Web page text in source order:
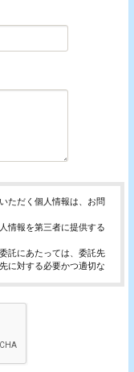
ただく個人情報は、お問
情報を第三者に提供する
託にあたっては、委託先
に対する必要かつ適切な
います。）を受け付け
」で受け付けます。
、正確な情報をご提供
ー等を用いております